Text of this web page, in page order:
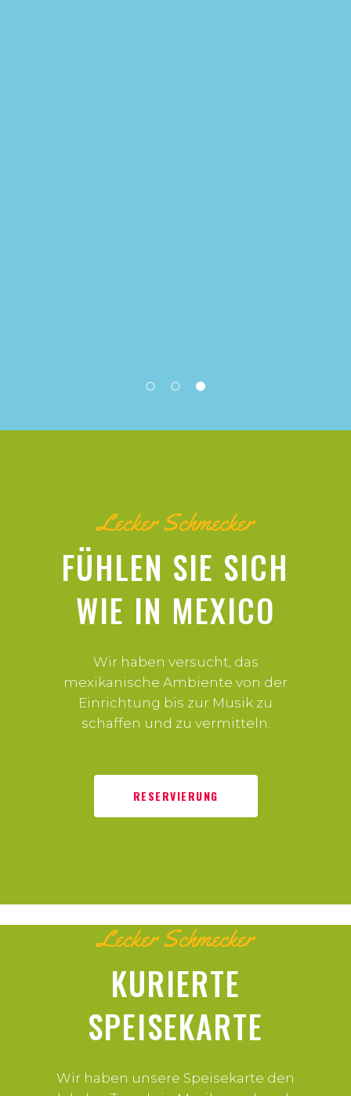
Lecker Schmecker
FÜHLEN SIE SICH
WIE IN MEXICO
Wir haben versucht, das
mexikanische Ambiente von der
Einrichtung bis zur Musik zu
schaffen und zu vermitteln.
RESERVIERUNG
Lecker Schmecker
KURIERTE
SPEISEKARTE
Wir haben unsere Speisekarte den